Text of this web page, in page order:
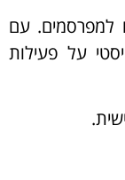
למפרסמים. עם
על פעילות